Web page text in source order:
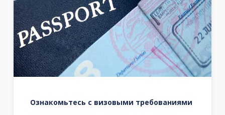
Ознакомьтесь с визовыми требованиями